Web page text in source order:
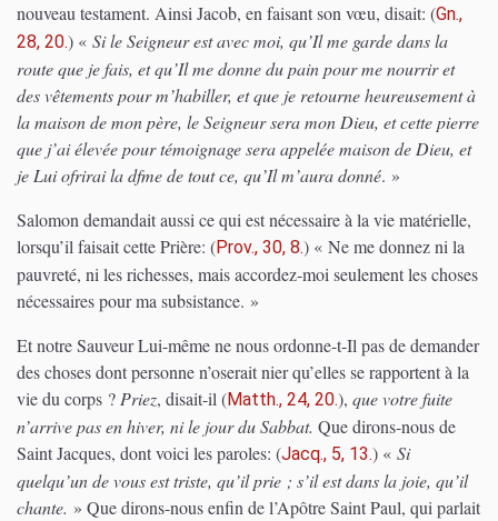
nouveau testament. Ainsi Jacob, en faisant son vœu, disait: (Gn.,
28, 20.) « Si le Seigneur est avec moi, qu’Il me garde dans la
route que je fais, et qu’Il me donne du pain pour me nourrir et
des vêtements pour m’habiller, et que je retourne heureusement à
la maison de mon père, le Seigneur sera mon Dieu, et cette pierre
que j’ai élevée pour témoignage sera appelée maison de Dieu, et
je Lui ofrirai la dfme de tout ce, qu’Il m’aura donné. »
Salomon demandait aussi ce qui est nécessaire à la vie matérielle,
lorsqu’il faisait cette Prière: (Prov., 30, 8.) « Ne me donnez ni la
pauvreté, ni les richesses, mais accordez-moi seulement les choses
nécessaires pour ma subsistance. »
Et notre Sauveur Lui-même ne nous ordonne-t-Il pas de demander
des choses dont personne n’oserait nier qu’elles se rapportent à la
vie du corps ?Priez, disait-il(Matth., 24, 20.), que votre fuite
n’arrive pas en hiver, ni le jour du Sabbat. Que dirons-nous de
Saint Jacques, dont voici les paroles: (Jacq., 5, 13.) « Si
quelqu’un de vous est triste, qu’il prie ; s’il est dans la joie, qu’il
chante. » Que dirons-nous enfin de l’Apôtre Saint Paul, qui parlait